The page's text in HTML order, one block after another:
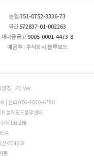
농협351-0752-3336-73
국민 572837-01-002263
새마을금고9005-0001-4473-8
예금주 : 주식회사 블루모드
침 PC Ver.
숙 | 전화 070-4070-6786
8 블루모드물류센터
区1栋2梯
산-0049호
동